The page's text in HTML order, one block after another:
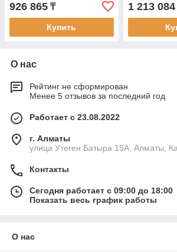
926 865 ₸
Купить
1 213 084
О нас
Рейтинг не сформирован
Менее 5 отзывов за последний год
Работает с 23.08.2022
г. Алматы
улица Утеген Батыра 15А, Алматы,
Контакты
Сегодня работает с 09:00 до 18:00
Показать весь график работы
О нас